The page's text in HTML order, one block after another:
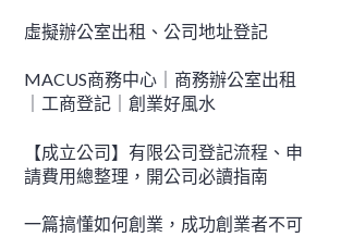
虛擬辦公室出租、公司地址登記
MACUS商務中心｜商務辦公室出租
｜工商登記｜創業好風水
【成立公司】有限公司登記流程、申
請費用總整理，開公司必讀指南
一篇搞懂如何創業，成功創業者不可